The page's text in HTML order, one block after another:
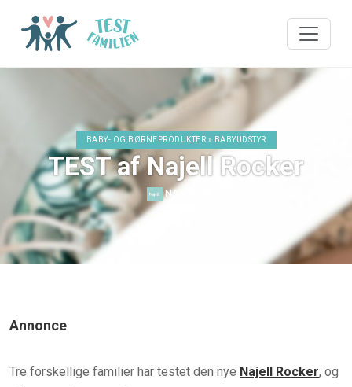
BABY- OG BØRNEPRODUKTER » BABYUDSTYR
TEST af Najell Rocker
NAJELL
Annonce
Tre forskellige familier har testet den nye Najell Rocker, og